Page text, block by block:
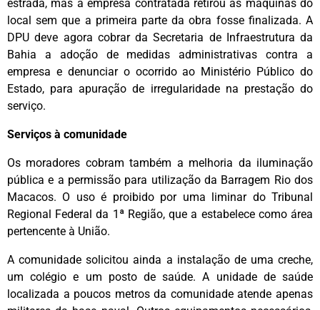
estrada, mas a empresa contratada retirou as máquinas do
local sem que a primeira parte da obra fosse finalizada. A
DPU deve agora cobrar da Secretaria de Infraestrutura da
Bahia a adoção de medidas administrativas contra a
empresa e denunciar o ocorrido ao Ministério Público do
Estado, para apuração de irregularidade na prestação do
serviço.
Serviços à comunidade
Os moradores cobram também a melhoria da iluminação
pública e a permissão para utilização da Barragem Rio dos
Macacos. O uso é proibido por uma liminar do Tribunal
Regional Federal da 1ª Região, que a estabelece como área
pertencente à União.
A comunidade solicitou ainda a instalação de uma creche,
um colégio e um posto de saúde. A unidade de saúde
localizada a poucos metros da comunidade atende apenas